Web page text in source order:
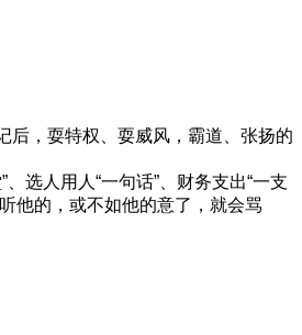
，耍特权、耍威风，霸道、张扬的
选人用人“一句话”、财务支出“一支
他的，或不如他的意了，就会骂